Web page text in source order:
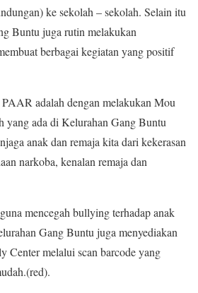
ke sekolah – sekolah. Selain itu
Buntu juga rutin melakukan
berbagai kegiatan yang positif
adalah dengan melakukan Mou
yang ada di Kelurahan Gang Buntu
anak dan remaja kita dari kekerasan
narkoba, kenalan remaja dan
mencegah bullying terhadap anak
Gang Buntu juga menyediakan
Center melalui scan barcode yang